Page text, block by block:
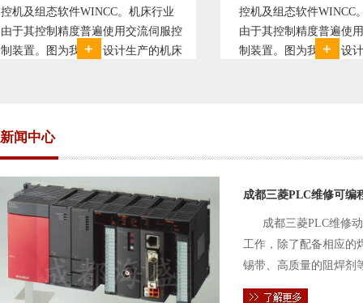
控机及组态软件WINCC。机床行业
由于其控制精度普遍使用交流伺服控
制装置。图为我公司设计生产的机床
使供水随着使用
持供水设定压力
点、远传压力表
新闻中心
成都三菱PLC维修可编
成都三菱PLC维修
工作，除了配备相应的
锡带、高质量的阻焊剂
件的电路及通信电缆。